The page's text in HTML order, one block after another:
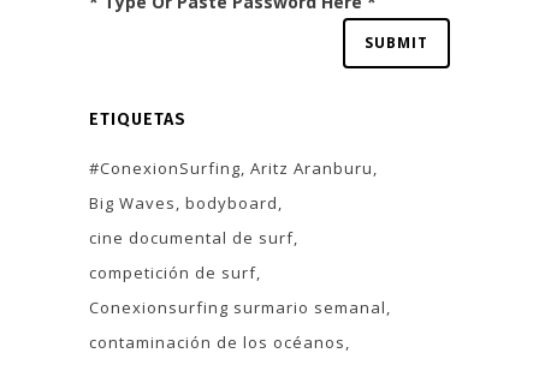
ETIQUETAS
#ConexionSurfing Aritz Aranburu
Big Waves bodyboard
cine documental de surf
competición de surf
Conexionsurfing surmario semanal
contaminación de los océanos